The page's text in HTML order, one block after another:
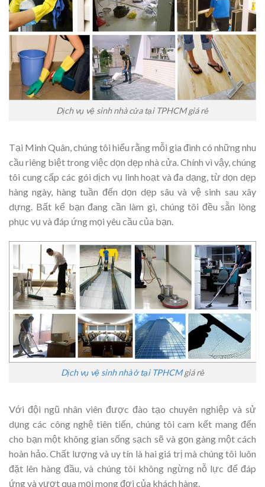
Dịch vụ vệ sinh nhà cửa tại TPHCM giá rẻ
Tại Minh Quân, chúng tôi hiểu rằng mỗi gia đình có những nhu
cầu riêng biệt trong việc dọn dẹp nhà cửa. Chính vì vậy, chúng
tôi cung cấp các gói dịch vụ linh hoạt và đa dạng, từ dọn dẹp
hàng ngày, hàng tuần đến dọn dẹp sâu và vệ sinh sau xây
dựng. Bất kể bạn đang cần làm gì, chúng tôi đều sẵn lòng
phục vụ và đáp ứng mọi yêu cầu của bạn.
Dịch vụ vệ sinh nhà ở tại TPHCMgiá rẻ
Với đội ngũ nhân viên được đào tạo chuyên nghiệp và sử
dụng các công nghệ tiên tiến, chúng tôi cam kết mang đến
cho bạn một không gian sống sạch sẽ và gọn gàng một cách
hoàn hảo. Chất lượng và uy tín là hai giá trị mà chúng tôi luôn
đặt lên hàng đầu, và chúng tôi không ngừng nỗ lực để đáp
ứng và vượt qua mọi mong đợi của khách hàng.